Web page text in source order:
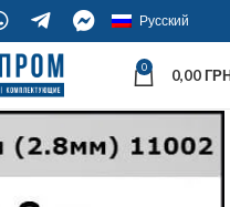
Русский
0 0,00